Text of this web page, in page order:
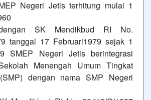
Negeri Jetis terhitung mulai 1
SK Mendikbud RI No.
tanggal 17 Februari1979 sejak 1
SMEP Negeri Jetis berintegrasi
Menengah Umum Tingkat
dengan nama SMP Negeri